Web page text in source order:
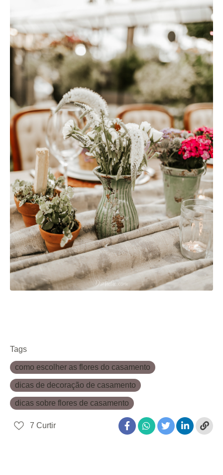
Tags
como escolher as flores do casamento
dicas de decoração de casamento
dicas sobre flores de casamento
7 Curtir